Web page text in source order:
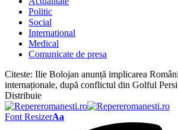
Politic
Social
International
Medical
Comunicate de presa
Citeste: Ilie Bolojan anunță implicarea
internaționale, după conflictul din Golful
Distribuie
Font ResizerAa